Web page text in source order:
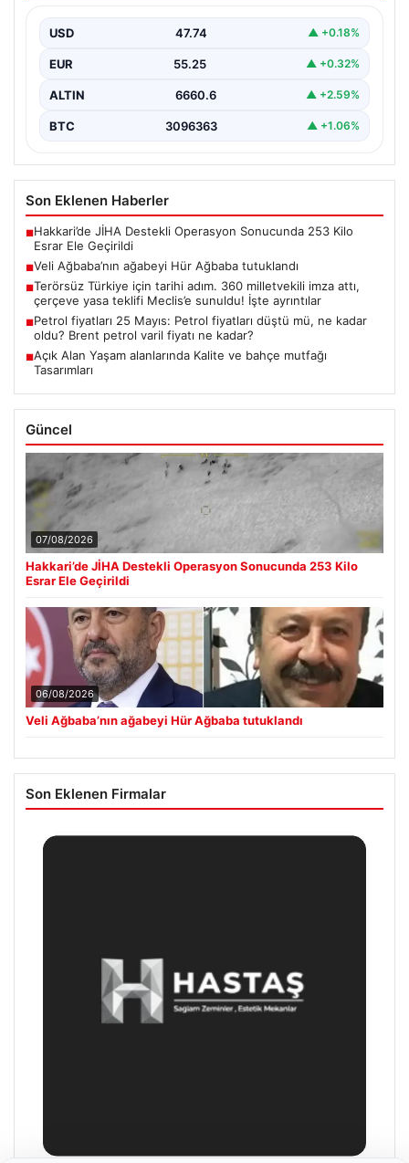
USD 47.74 ▲ +0.18%
EUR 55.25 ▲ +0.32%
ALTIN 6660.6 ▲ +2.59%
BTC 3096363 ▲ +1.06%
Son Eklenen Haberler
■Hakkari’de JİHA Destekli Operasyon Sonucunda 253 Kilo
Esrar Ele Geçirildi
■Veli Ağbaba’nın ağabeyi Hür Ağbaba tutuklandı
■Terörsüz Türkiye için tarihi adım. 360 milletvekili imza attı,
çerçeve yasa teklifi Meclis’e sunuldu! İşte ayrıntılar
■Petrol fiyatları 25 Mayıs: Petrol fiyatları düştü mü, ne kadar
oldu? Brent petrol varil fiyatı ne kadar?
■Açık Alan Yaşam alanlarında Kalite ve bahçe mutfağı
Tasarımları
Güncel
07/08/2026
Hakkari’de JİHA Destekli Operasyon Sonucunda 253 Kilo
Esrar Ele Geçirildi
06/08/2026
Veli Ağbaba’nın ağabeyi Hür Ağbaba tutuklandı
Son Eklenen Firmalar